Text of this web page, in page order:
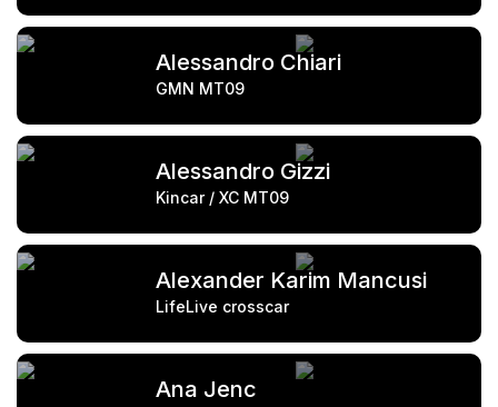
Alessandro Chiari
GMN MT09
Alessandro Gizzi
Kincar / XC MT09
Alexander Karim Mancusi
LifeLive crosscar
Ana Jenc